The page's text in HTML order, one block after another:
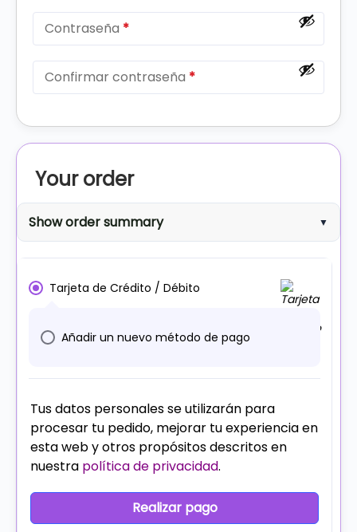
Contraseña *
Confirmar contraseña *
Your order
Show order summary ▼
Tarjeta de Crédito / Débito
Añadir un nuevo método de pago
Tus datos personales se utilizarán para
procesar tu pedido, mejorar tu experiencia en
esta web y otros propósitos descritos en
nuestra política de privacidad.
Realizar pago